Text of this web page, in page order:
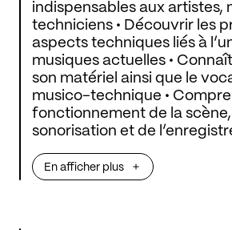
indispensables aux artistes,
techniciens • Découvrir les
aspects techniques liés à
musiques actuelles •
son matériel ainsi que le
musico-technique •
fonctionnement de la
sonorisation et de
préparation et la gestion de
artistiques
En afficher plus